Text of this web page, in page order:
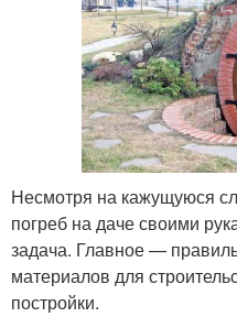
Несмотря на кажущуюся
погреб на даче своими
задача. Главное —
материалов для
постройки.